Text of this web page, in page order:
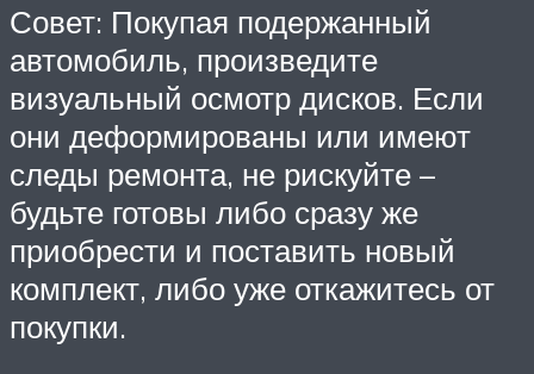
Совет: Покупая подержанный
автомобиль, произведите
визуальный осмотр дисков. Если
они деформированы или имеют
следы ремонта, не рискуйте –
будьте готовы либо сразу же
приобрести и поставить новый
комплект, либо уже откажитесь от
покупки.